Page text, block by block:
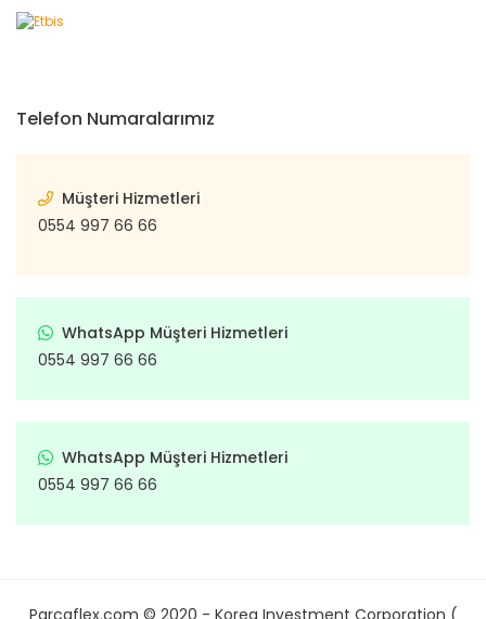
Telefon Numaralarımız
Müşteri Hizmetleri
0554 997 66 66
WhatsApp Müşteri Hizmetleri
0554 997 66 66
WhatsApp Müşteri Hizmetleri
0554 997 66 66
Parcaflex.com © 2020 - Korea Investment Corporation (